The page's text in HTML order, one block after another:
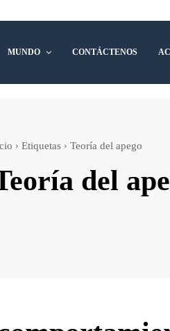
MUNDO CONTÁCTENOS
Etiquetas Teoría del apego
del